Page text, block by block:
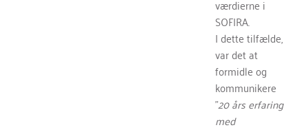
værdierne i
SOFIRA.
I dette tilfælde,
var det at
formidle og
kommunikere
”20 års erfaring
med